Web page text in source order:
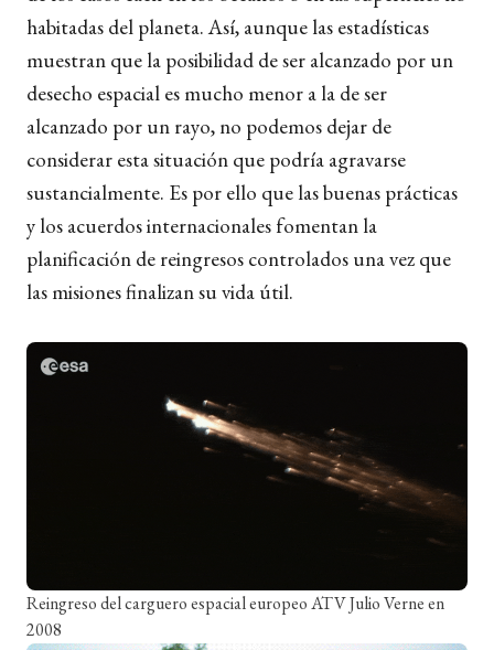
habitadas del planeta. Así, aunque las estadísticas
muestran que la posibilidad de ser alcanzado por un
desecho espacial es mucho menor a la de ser
alcanzado por un rayo, no podemos dejar de
considerar esta situación que podría agravarse
sustancialmente. Es por ello que las buenas prácticas
y los acuerdos internacionales fomentan la
planificación de reingresos controlados una vez que
las misiones finalizan su vida útil.
Reingreso del carguero espacial europeo ATV Julio Verne en
2008